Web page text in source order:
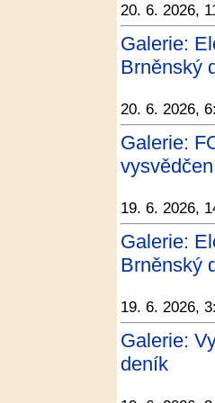
20. 6. 2026,
Galerie:
Brněnský
20. 6. 2026,
Galerie:
19. 6. 2026,
Galerie:
Brněnský
19. 6. 2026,
Galerie:
deník